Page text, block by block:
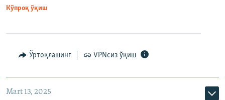
Кўпроқ ўқиш
Ўртоқлашинг VPNсиз ўқиш
Mart 13, 2025